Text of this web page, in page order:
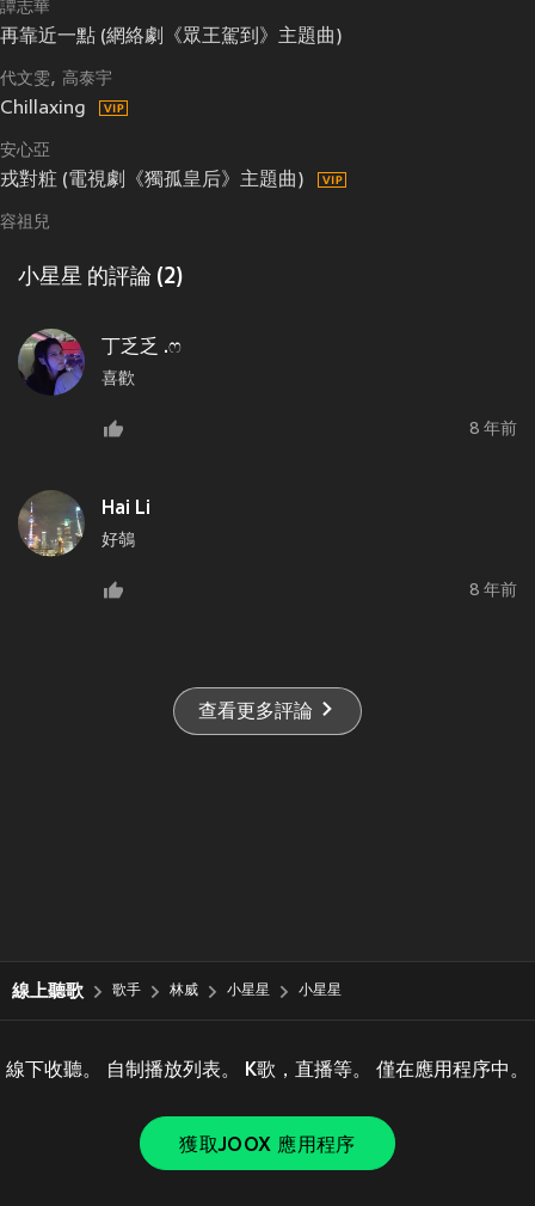
譚志華
再靠近一點 (網絡劇《眾王駕到》主題曲)
代文雯 高泰宇
Chillaxing
安心亞
戎對粧 (電視劇《獨孤皇后》主題曲)
容祖兒
小星星 的評論 (2)
丁乏乏 .ෆ
喜歡
8 年前
Hai Li
好鵸
8 年前
查看更多評論
線上聽歌 歌手 林威 小星星 小星星
線下收聽。 自制播放列表。 K歌，直播等。 僅在應用程序中。
獲取JOOX 應用程序